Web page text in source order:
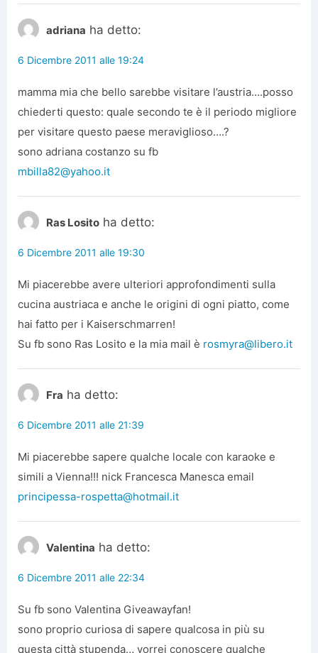
adriana ha detto:
6 Dicembre 2011 alle 19:24
mamma mia che bello sarebbe visitare l’austria….posso
chiederti questo: quale secondo te è il periodo migliore
per visitare questo paese meraviglioso….?
sono adriana costanzo su fb
mbilla82@yahoo.it
Ras Losito ha detto:
6 Dicembre 2011 alle 19:30
Mi piacerebbe avere ulteriori approfondimenti sulla
cucina austriaca e anche le origini di ogni piatto, come
hai fatto per i Kaiserschmarren!
Su fb sono Ras Losito e la mia mail è rosmyra@libero.it
Fra ha detto:
6 Dicembre 2011 alle 21:39
Mi piacerebbe sapere qualche locale con karaoke e
simili a Vienna!!! nick Francesca Manesca email
principessa-rospetta@hotmail.it
Valentina ha detto:
6 Dicembre 2011 alle 22:34
Su fb sono Valentina Giveawayfan!
sono proprio curiosa di sapere qualcosa in più su
questa città stupenda… vorrei conoscere qualche